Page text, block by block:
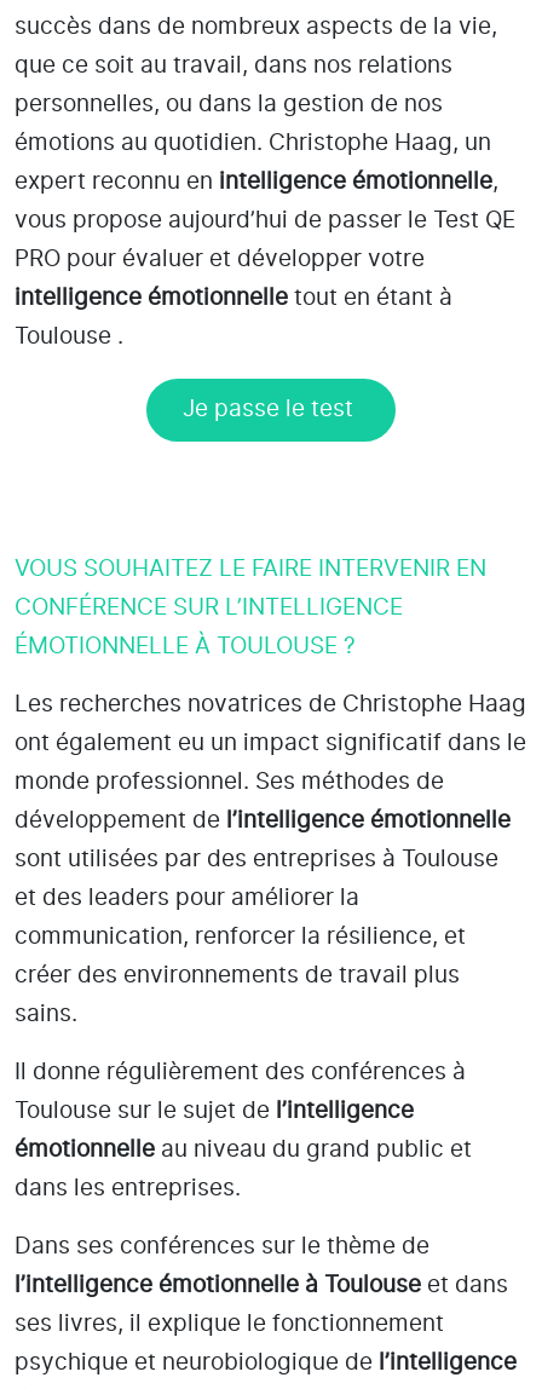
succès dans de nombreux aspects de la vie,
que ce soit au travail, dans nos relations
personnelles, ou dans la gestion de nos
émotions au quotidien. Christophe Haag, un
expert reconnu en intelligence émotionnelle,
vous propose aujourd’hui de passer le Test QE
PRO pour évaluer et développer votre
intelligence émotionnelle tout en étant à
Toulouse .
Je passe le test
VOUS SOUHAITEZ LE FAIRE INTERVENIR EN
CONFÉRENCE SUR L’INTELLIGENCE
ÉMOTIONNELLE À TOULOUSE ?
Les recherches novatrices de Christophe Haag
ont également eu un impact significatif dans le
monde professionnel. Ses méthodes de
développement de l’intelligence émotionnelle
sont utilisées par des entreprises à Toulouse
et des leaders pour améliorer la
communication, renforcer la résilience, et
créer des environnements de travail plus
sains.
Il donne régulièrement des conférences à
Toulouse sur le sujet de l’intelligence
émotionnelle au niveau du grand public et
dans les entreprises.
Dans ses conférences sur le thème de
l’intelligence émotionnelle à Toulouse et dans
ses livres, il explique le fonctionnement
psychique et neurobiologique de l’intelligence